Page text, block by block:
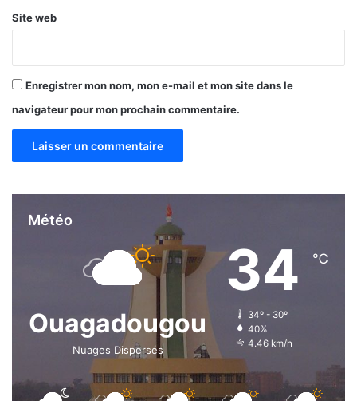
Site web
Enregistrer mon nom, mon e-mail et mon site dans le
navigateur pour mon prochain commentaire.
Météo
Ouagadougou
Nuages Dispersés
34 ℃
34º - 30º
40%
4.46 km/h